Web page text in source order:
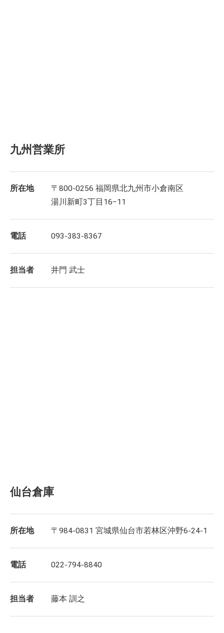
九州営業所
所在地
〒800-0256 福岡県北九州市小倉南区
湯川新町3丁目16−11
電話 093-383-8367
担当者 井門 武士
仙台倉庫
所在地 〒984-0831 宮城県仙台市若林区沖野6-24-1
電話 022-794-8840
担当者 藤本 訓之